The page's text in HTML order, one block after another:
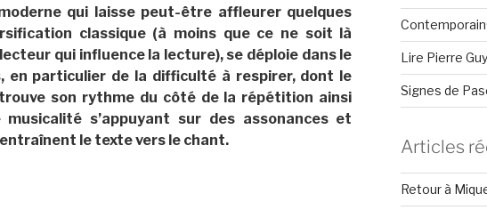
qui laisse peut-être affleurer quelques
classique (à moins que ce ne soit là
qui influence la lecture), se déploie dans le
en particulier de la difficulté à respirer, dont le
son rythme du côté de la répétition ainsi
musicalité s’appuyant sur des assonances et
le texte vers le chant.
Lire Pierre
Signes de
Articles
Retour à